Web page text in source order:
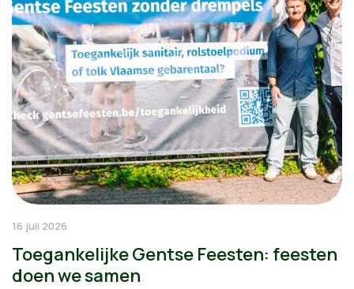
16 juli 2026
Toegankelijke Gentse Feesten: feesten
doen we samen